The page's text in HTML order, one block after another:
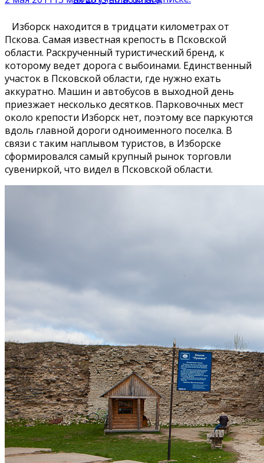
Изборск находится в тридцати километрах от
Пскова. Самая известная крепость в Псковской
области. Раскрученный туристический бренд, к
которому ведет дорога с выбоинами. Единственный
участок в Псковской области, где нужно ехать
аккуратно. Машин и автобусов в выходной день
приезжает несколько десятков. Парковочных мест
около крепости Изборск нет, поэтому все паркуются
вдоль главной дороги одноименного поселка. В
связи с таким наплывом туристов, в Изборске
сформировался самый крупный рынок торговли
сувениркой, что видел в Псковской области.